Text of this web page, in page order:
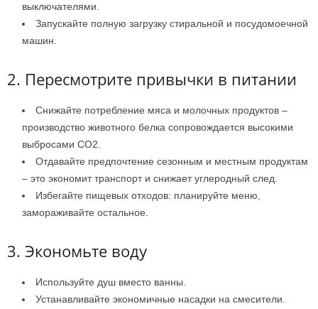
выключателями.
Запускайте полную загрузку стиральной и посудомоечной
машин.
2. Пересмотрите привычки в питании
Снижайте потребление мяса и молочных продуктов –
производство животного белка сопровождается высокими
выбросами CO2.
Отдавайте предпочтение сезонным и местным продуктам
– это экономит транспорт и снижает углеродный след.
Избегайте пищевых отходов: планируйте меню,
замораживайте остальное.
3. Экономьте воду
Используйте душ вместо ванны.
Устанавливайте экономичные насадки на смесители.